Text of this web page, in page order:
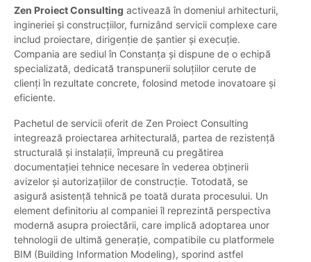
Zen Proiect Consulting activează în domeniul arhitecturii,
ingineriei și construcțiilor, furnizând servicii complexe care
includ proiectare, dirigenție de șantier și execuție.
Compania are sediul în Constanța și dispune de o echipă
specializată, dedicată transpunerii soluțiilor cerute de
clienți în rezultate concrete, folosind metode inovatoare și
eficiente.
Pachetul de servicii oferit de Zen Proiect Consulting
integrează proiectarea arhitecturală, partea de rezistență
structurală și instalații, împreună cu pregătirea
documentației tehnice necesare în vederea obținerii
avizelor și autorizațiilor de construcție. Totodată, se
asigură asistență tehnică pe toată durata procesului. Un
element definitoriu al companiei îl reprezintă perspectiva
modernă asupra proiectării, care implică adoptarea unor
tehnologii de ultimă generație, compatibile cu platformele
BIM (Building Information Modeling), sporind astfel